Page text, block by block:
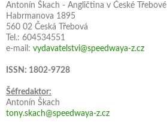
Antonín Škach - Angličtina v České Třebové
Habrmanova 1895
560 02 Česká Třebová
Tel.: 604534551
e-mail: vydavatelstvi@speedwaya-z.cz
ISSN: 1802-9728
Šéfredaktor:
Antonín Škach
tony.skach@speedwaya-z.cz